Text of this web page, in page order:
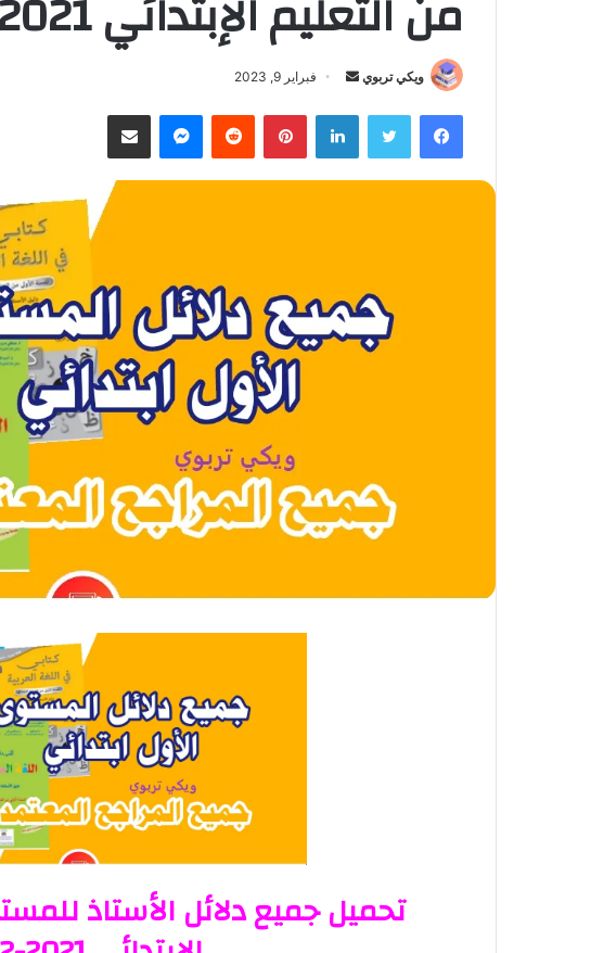
من التعليم الإبتدائي 2021-2022
ويكي تربوي
س
ل
ب
إ
ل
ي
ا
فبراير 9, 2023
فيسبوك لينكدإن بينتيريست
تحميل جميع دلائل الأستاذ